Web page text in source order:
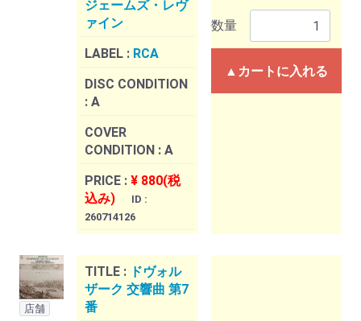
ジェームズ・レヴ
ァイン
LABEL : RCA
DISC CONDITION
: A
COVER
CONDITION : A
PRICE : ¥ 880(税
込み)
ID :
260714126
数量
▲カートに入れる
店舗
TITLE : ドヴォル
ザーク 交響曲 第7
番